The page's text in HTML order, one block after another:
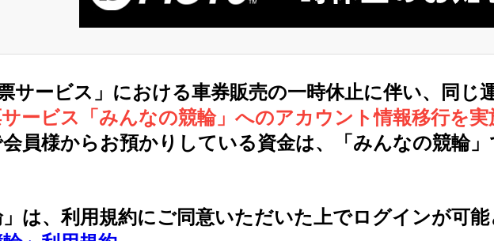
票サービス」における車券販売の一時休止に伴い、同じ
ービス「みんなの競輪」へのアカウント情報移行を
員様からお預かりしている資金は、「みんなの競輪
」は、利用規約にご同意いただいた上でログインが可